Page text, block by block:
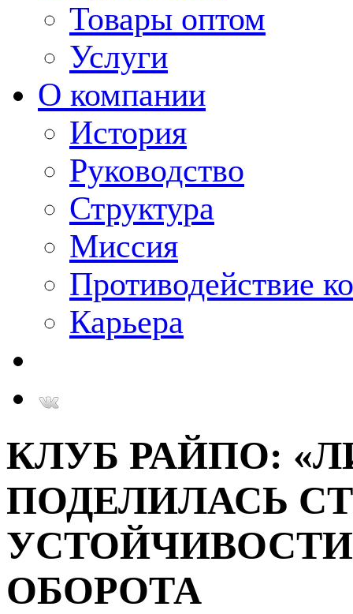
Товары оптом
Услуги
О компании
История
Руководство
Структура
Миссия
Противодействие
Карьера
КЛУБ РАЙПО:
ПОДЕЛИЛАСЬ
ОБОРОТА